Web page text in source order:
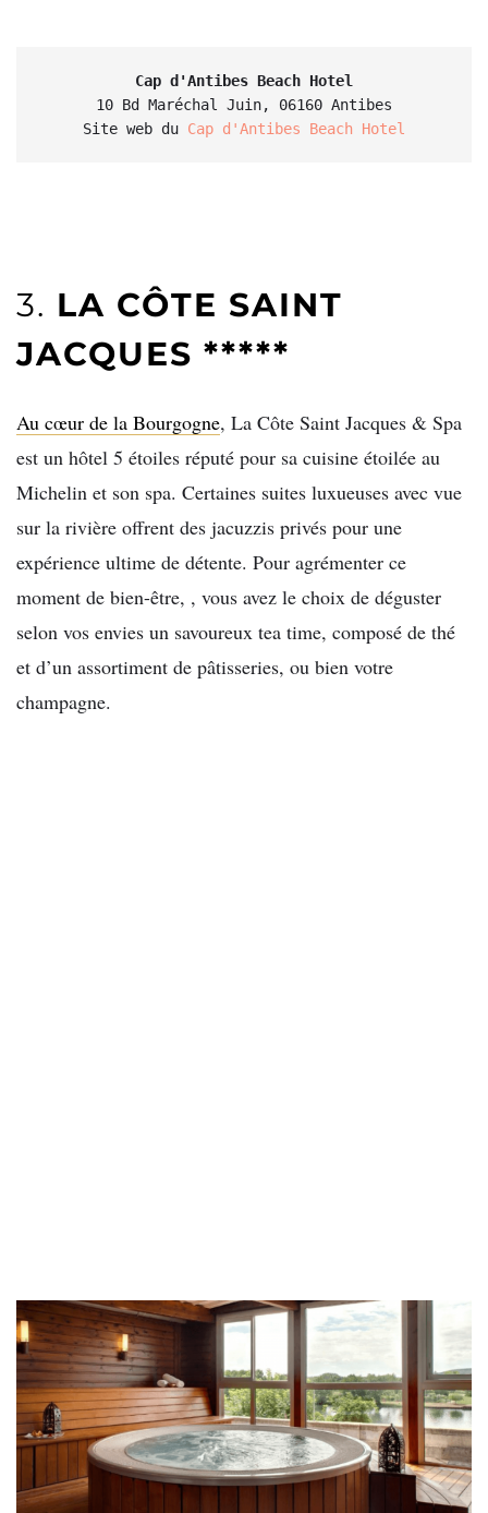
Cap d'Antibes Beach Hotel
10 Bd Maréchal Juin, 06160 Antibes
Site web du Cap d'Antibes Beach Hotel
3. LA CÔTE SAINT
JACQUES *****
Au cœur de la Bourgogne, La Côte Saint Jacques & Spa
est un hôtel 5 étoiles réputé pour sa cuisine étoilée au
Michelin et son spa. Certaines suites luxueuses avec vue
sur la rivière offrent des jacuzzis privés pour une
expérience ultime de détente. Pour agrémenter ce
moment de bien-être, , vous avez le choix de déguster
selon vos envies un savoureux tea time, composé de thé
et d’un assortiment de pâtisseries, ou bien votre
champagne.